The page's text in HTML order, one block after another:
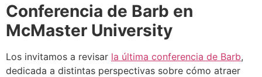
Conferencia de Barb en
McMaster University
Los invitamos a revisar la última conferencia de Barb,
dedicada a distintas perspectivas sobre cómo atraer